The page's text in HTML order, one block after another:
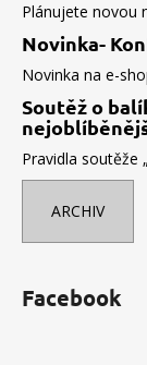
Plánujete novou
Novinka-
Novinka na e-
Soutěž o
Pravidla soutěže
ARCHIV
Facebook